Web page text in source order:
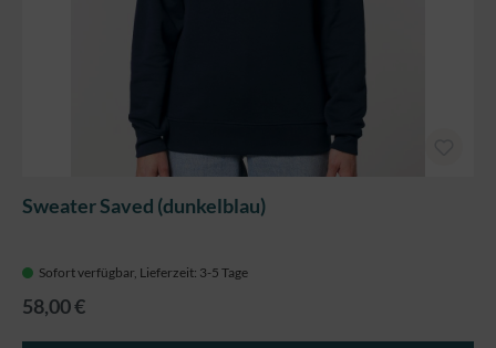
Sweater Saved (dunkelblau)
Sofort verfügbar, Lieferzeit: 3-5 Tage
58,00 €